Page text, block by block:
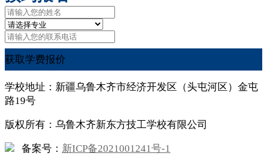
获取学费报价
学校地址：新疆乌鲁木齐市经济开发区（头屯河区）金屯
路19号
版权所有：乌鲁木齐新东方技工学校有限公司
备案号： 新ICP备2021001241号-1